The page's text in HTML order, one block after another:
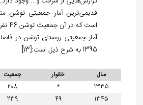
است که در آن جمعیت توشن 46 نفر اعلام شد.
1395 به شرح ذیل است:
[13]
سال خانوار
جمعیت
1335
*
208
1345
49
239